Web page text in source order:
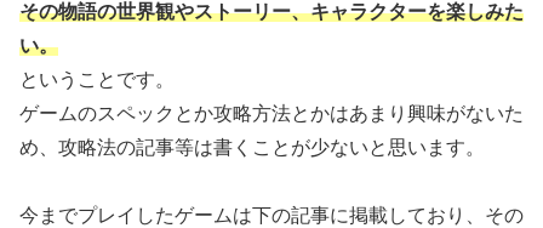
その物語の世界観やストーリー、キャラクターを楽しみた
い。
ということです。
ゲームのスペックとか攻略方法とかはあまり興味がないた
め、攻略法の記事等は書くことが少ないと思います。
今までプレイしたゲームは下の記事に掲載しており、その